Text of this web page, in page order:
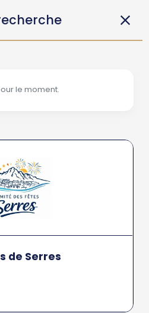
le moment.
de Serres